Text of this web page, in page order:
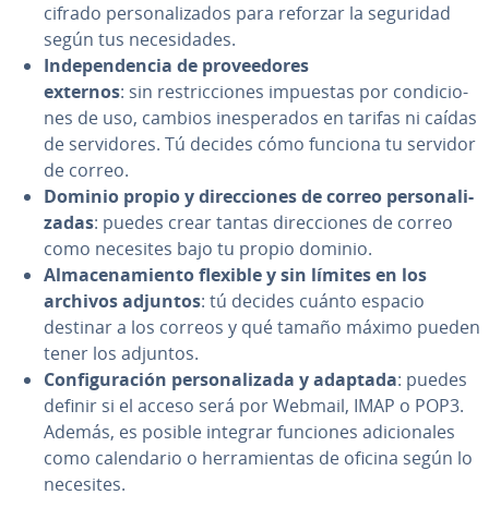
cifrado pe­r­so­na­li­za­dos para reforzar la seguridad
según tus ne­ce­si­da­des.
In­de­pe­n­de­n­cia de pro­vee­do­res
externos: sin re­s­tri­c­cio­nes impuestas por co­n­di­cio­
nes de uso, cambios ine­s­pe­ra­dos en tarifas ni caídas
de se­r­vi­do­res. Tú decides cómo funciona tu servidor
de correo.
Dominio propio y di­re­c­cio­nes de correo pe­r­so­na­li­
za­das: puedes crear tantas di­re­c­cio­nes de correo
como necesites bajo tu propio dominio.
Al­ma­ce­na­mie­n­to flexible y sin límites en los
archivos adjuntos: tú decides cuánto espacio
destinar a los correos y qué tamaño máximo pueden
tener los adjuntos.
Co­n­fi­gu­ra­ción pe­r­so­na­li­za­da y adaptada: puedes
definir si el acceso será por Webmail, IMAP o POP3.
Además, es posible integrar funciones adi­cio­na­les
como ca­le­n­da­rio o he­rra­mie­n­tas de oficina según lo
necesites.